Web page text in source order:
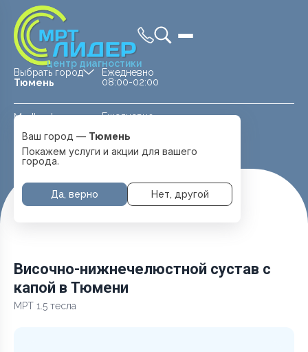
центр диагностики
Выбрать город
Тюмень
Medland —
Тюмень
Ежедневно
08:00-02:00
Ежедневно
Перейти
Ваш город — Тюмень
Покажем услуги и акции для вашего
города.
Да, верно Нет, другой
Главная Услуги и цены МРТ Суставов
Височно-нижнечелюстной сустав с
капой в Тюмени
МРТ 1.5 тесла